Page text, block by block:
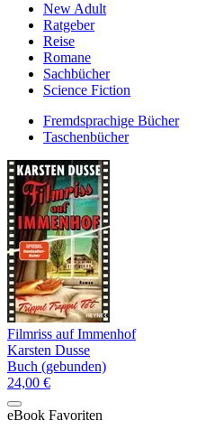
New Adult
Ratgeber
Reise
Romane
Sachbücher
Science Fiction
Fremdsprachige Bücher
Taschenbücher
Filmriss auf Immenhof
Karsten Dusse
Buch (gebunden)
24,00 €
eBook Favoriten